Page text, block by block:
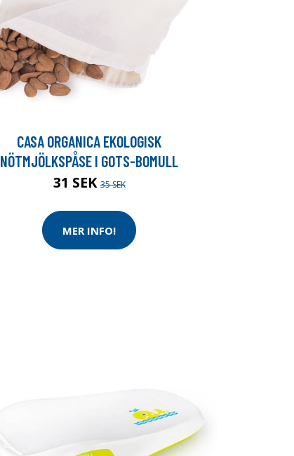
CASA ORGANICA EKOLOGISK
NÖTMJÖLKSPÅSE I GOTS-BOMULL
31 SEK35 SEK
MER INFO!